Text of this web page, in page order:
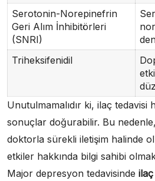
Serotonin-Norepinefrin
Geri Alım İnhibitörleri
(SNRI)
Triheksifenidil
Unutulmamalıdır ki, ilaç tedavisi
sonuçlar doğurabilir. Bu
doktorla sürekli iletişim halinde
etkiler hakkında bilgi sahibi
Major depresyon tedavisinde